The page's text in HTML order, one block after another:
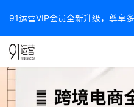
91运营VIP会员全新升级，尊享多